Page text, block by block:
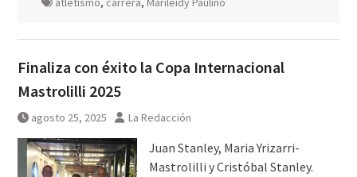
Finaliza con éxito la Copa Internacional
Mastrolilli 2025
agosto 25, 2025 La Redacción
Juan Stanley, Maria Yrizarri-
Mastrolilli y Cristóbal Stanley.